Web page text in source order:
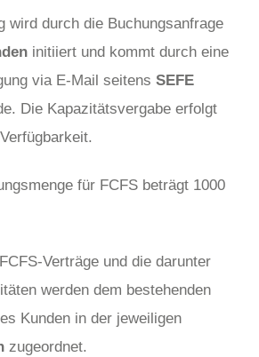
wird durch die Buchungsanfrage
initiiert und kommt durch eine
via E-Mail seitens SEFE
Die Kapazitätsvergabe erfolgt
für FCFS beträgt 1000
Verträge und die darunter
werden dem bestehenden
Kunden in der jeweiligen
zugeordnet.